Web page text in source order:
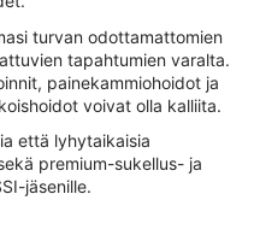
turvan odottamattomien
tapahtumien varalta.
painekammiohoidot ja
voivat olla kalliita.
että lyhytaikaisia
premium-sukellus- ja
jäsenille.